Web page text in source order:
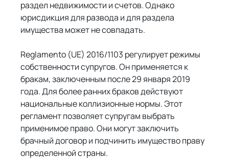
раздел недвижимости и счетов. Однако
юрисдикция для развода и для раздела
имущества может не совпадать.
Reglamento (UE) 2016/1103 регулирует режимы
собственности супругов. Он применяется к
бракам, заключенным после 29 января 2019
года. Для более ранних браков действуют
национальные коллизионные нормы. Этот
регламент позволяет супругам выбрать
применимое право. Они могут заключить
брачный договор и подчинить имущество праву
определенной страны.